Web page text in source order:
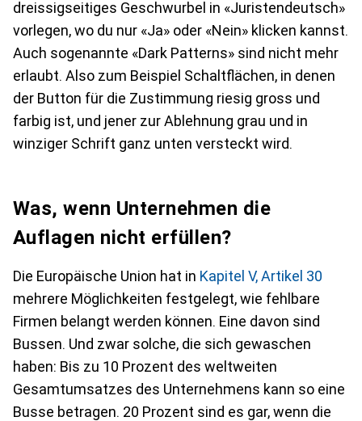
dreissigseitiges Geschwurbel in «Juristendeutsch»
vorlegen, wo du nur «Ja» oder «Nein» klicken kannst.
Auch sogenannte «Dark Patterns» sind nicht mehr
erlaubt. Also zum Beispiel Schaltflächen, in denen
der Button für die Zustimmung riesig gross und
farbig ist, und jener zur Ablehnung grau und in
winziger Schrift ganz unten versteckt wird.
Was, wenn Unternehmen die
Auflagen nicht erfüllen?
Die Europäische Union hat in Kapitel V, Artikel 30
mehrere Möglichkeiten festgelegt, wie fehlbare
Firmen belangt werden können. Eine davon sind
Bussen. Und zwar solche, die sich gewaschen
haben: Bis zu 10 Prozent des weltweiten
Gesamtumsatzes des Unternehmens kann so eine
Busse betragen. 20 Prozent sind es gar, wenn die